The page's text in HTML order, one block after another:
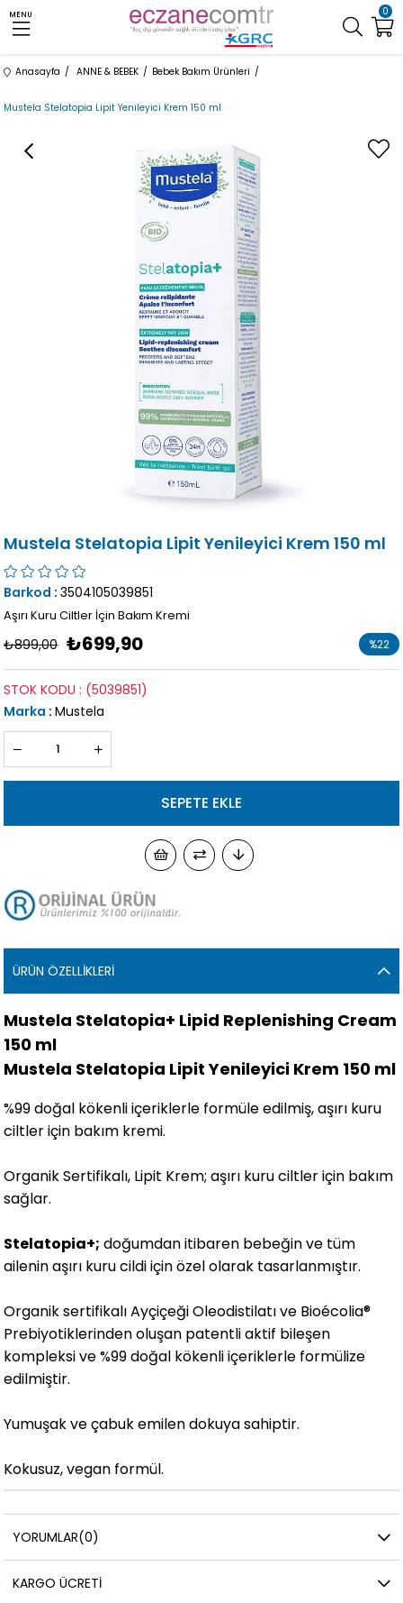
0
MENU
Anasayfa ANNE & BEBEK Bebek Bakım Ürünleri
Mustela Stelatopia Lipit Yenileyici Krem 150 ml
Mustela Stelatopia Lipit Yenileyici Krem 150 ml
Barkod : 3504105039851
Aşırı Kuru Ciltler İçin Bakım Kremi
₺899,00 ₺699,90 %22
İndirim
(5039851)
STOK KODU
Marka : Mustela
ÜRÜN ÖZELLIKLERI
Mustela Stelatopia+ Lipid Replenishing Cream
150 ml
Mustela Stelatopia Lipit Yenileyici Krem 150 ml
%99 doğal kökenli içeriklerle formüle edilmiş, aşırı kuru
ciltler için bakım kremi.
Organik Sertifikalı, Lipit Krem; aşırı kuru ciltler için bakım
sağlar.
Stelatopia+; doğumdan itibaren bebeğin ve tüm
ailenin aşırı kuru cildi için özel olarak tasarlanmıştır.
Organik sertifikalı Ayçiçeği Oleodistilatı ve Bioécolia®
Prebiyotiklerinden oluşan patentli aktif bileşen
kompleksi ve %99 doğal kökenli içeriklerle formülize
edilmiştir.
Yumuşak ve çabuk emilen dokuya sahiptir.
Kokusuz, vegan formül.
YORUMLAR(0)
KARGO ÜCRETI